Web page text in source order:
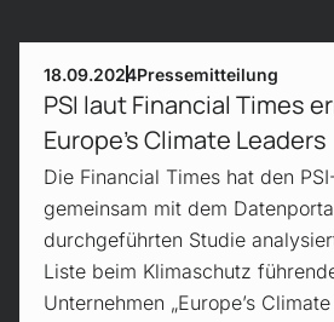
18.09.2024Pressemitteilung
PSI laut Financial Times
Europe’s Climate Leaders
Die Financial Times hat den
gemeinsam mit dem
durchgeführten Studie
Liste beim Klimaschutz
Unternehmen „Europe’s